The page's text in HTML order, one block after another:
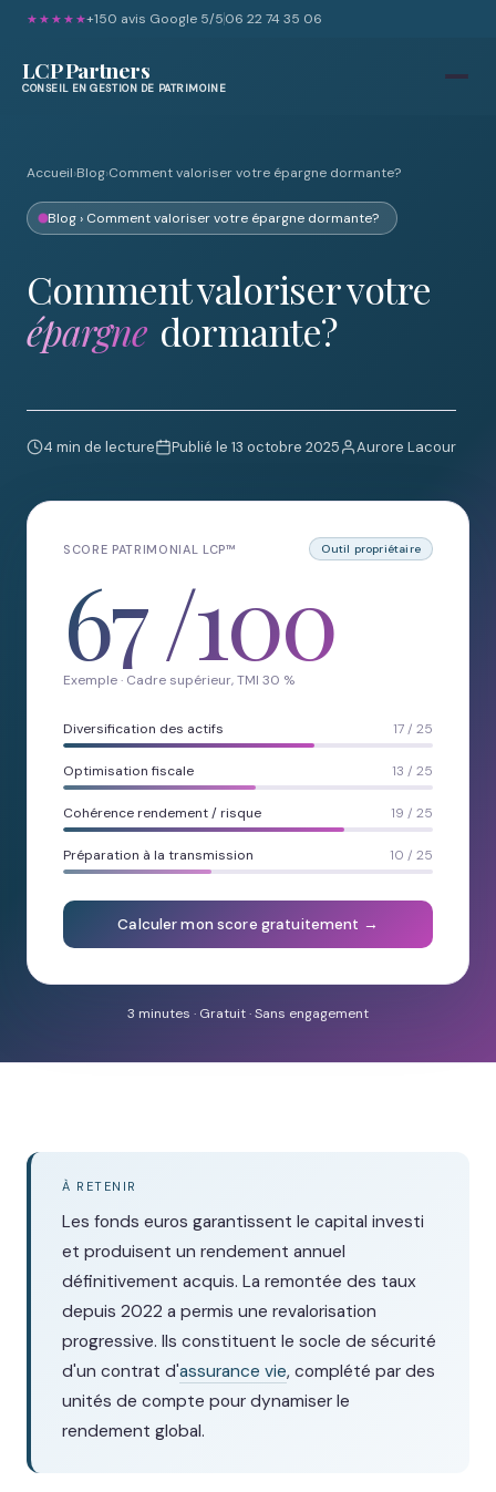
★★★★★+150 avis Google 5/506 22 74 35 06
LCP Partners
CONSEIL EN GESTION DE PATRIMOINE
Accueil›Blog›Comment valoriser votre épargne dormante?
Blog › Comment valoriser votre épargne dormante?
Comment valoriser votre
épargne dormante?
4 min de lecture Publié le 13 octobre 2025 Aurore Lacour
SCORE PATRIMONIAL LCP™ Outil propriétaire
67/100
Exemple · Cadre supérieur, TMI 30 %
Diversification des actifs 17 / 25
Optimisation fiscale 13 / 25
Cohérence rendement / risque 19 / 25
Préparation à la transmission 10 / 25
Calculer mon score gratuitement →
3 minutes · Gratuit · Sans engagement
À RETENIR
Les fonds euros garantissent le capital investi
et produisent un rendement annuel
définitivement acquis. La remontée des taux
depuis 2022 a permis une revalorisation
progressive. Ils constituent le socle de sécurité
d'un contrat d'assurance vie, complété par des
unités de compte pour dynamiser le
rendement global.